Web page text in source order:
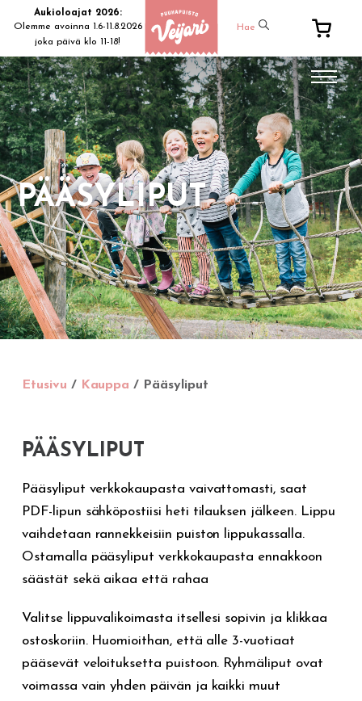
Aukioloajat 2026:
Olemme avoinna 1.6-11.8.2026
joka päivä klo 11-18!
Hae
PÄÄSYLIPUT
Etusivu / Kauppa / Pääsyliput
PÄÄSYLIPUT
Pääsyliput verkkokaupasta vaivattomasti, saat
PDF-lipun sähköpostiisi heti tilauksen jälkeen. Lippu
vaihdetaan rannekkeisiin puiston lippukassalla.
Ostamalla pääsyliput verkkokaupasta ennakkoon
säästät sekä aikaa että rahaa
Valitse lippuvalikoimasta itsellesi sopivin ja klikkaa
ostoskoriin. Huomioithan, että alle 3-vuotiaat
pääsevät veloituksetta puistoon. Ryhmäliput ovat
voimassa vain yhden päivän ja kaikki muut